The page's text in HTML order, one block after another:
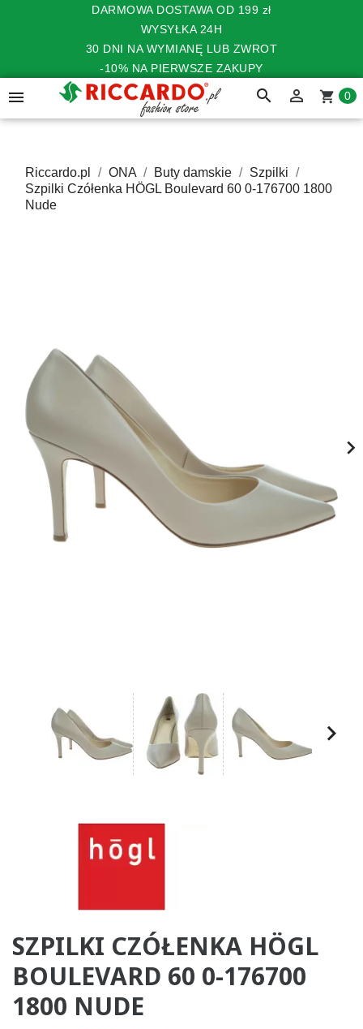
DARMOWA DOSTAWA OD 199 zł
WYSYŁKA 24H
30 DNI NA WYMIANĘ LUB ZWROT
-10% NA PIERWSZE ZAKUPY
 search  shopping_cart 0
Riccardo.pl ONA Buty damskie
Szpilki
Szpilki Czółenka HÖGL Boulevard 60 0-176700 1800
Nude

SZPILKI CZÓŁENKA HÖGL
BOULEVARD 60 0-176700
1800 NUDE